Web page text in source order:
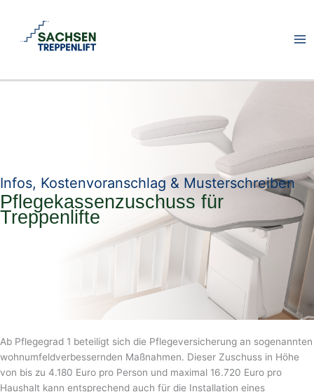
springen
Infos, Kostenvoranschlag & Musterschreiben
Pflegekassenzuschuss für
Treppenlifte
Ab Pflegegrad 1 beteiligt sich die Pflegeversicherung an sogenannten
wohnumfeldverbessernden Maßnahmen. Dieser Zuschuss in Höhe
von bis zu 4.180 Euro pro Person und maximal 16.720 Euro pro
Haushalt kann entsprechend auch für die Installation eines